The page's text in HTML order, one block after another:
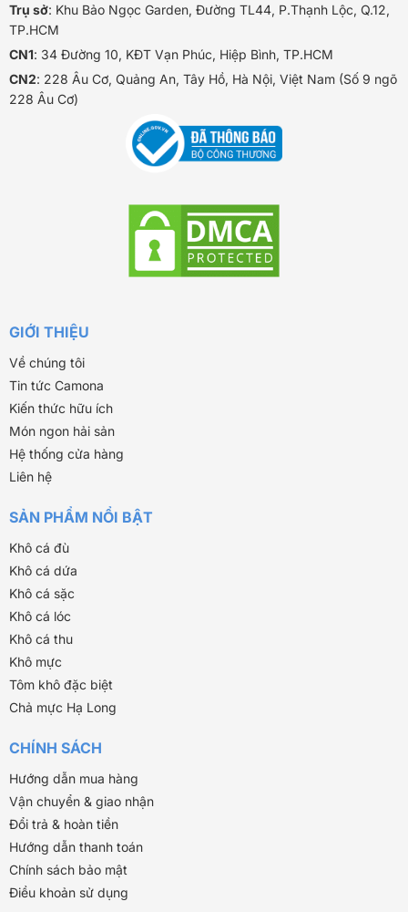
Trụ sở: Khu Bảo Ngọc Garden, Đường TL44, P.Thạnh Lộc, Q.12,
TP.HCM
CN1: 34 Đường 10, KĐT Vạn Phúc, Hiệp Bình, TP.HCM
CN2: 228 Âu Cơ, Quảng An, Tây Hồ, Hà Nội, Việt Nam (Số 9 ngõ
228 Âu Cơ)
GIỚI THIỆU
Về chúng tôi
Tin tức Camona
Kiến thức hữu ích
Món ngon hải sản
Hệ thống cửa hàng
Liên hệ
SẢN PHẨM NỔI BẬT
Khô cá đù
Khô cá dứa
Khô cá sặc
Khô cá lóc
Khô cá thu
Khô mực
Tôm khô đặc biệt
Chả mực Hạ Long
CHÍNH SÁCH
Hướng dẫn mua hàng
Vận chuyển & giao nhận
Đổi trả & hoàn tiền
Hướng dẫn thanh toán
Chính sách bảo mật
Điều khoản sử dụng